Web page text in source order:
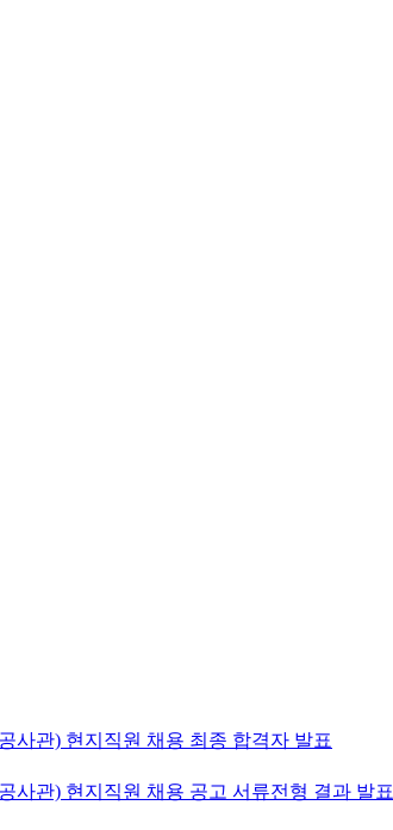
사관) 현지직원 채용 최종 합격자 발표
사관) 현지직원 채용 공고 서류전형 결과 발표